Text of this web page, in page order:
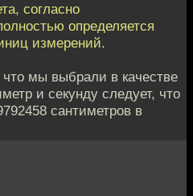
согласно
определяется
измерений.
что мы выбрали в качестве
и секунду следует, что
сантиметров в